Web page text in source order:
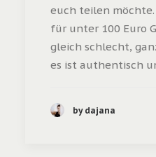
euch teilen
für unter 100 Euro
gleich schlecht,
es ist authentisch
by dajana